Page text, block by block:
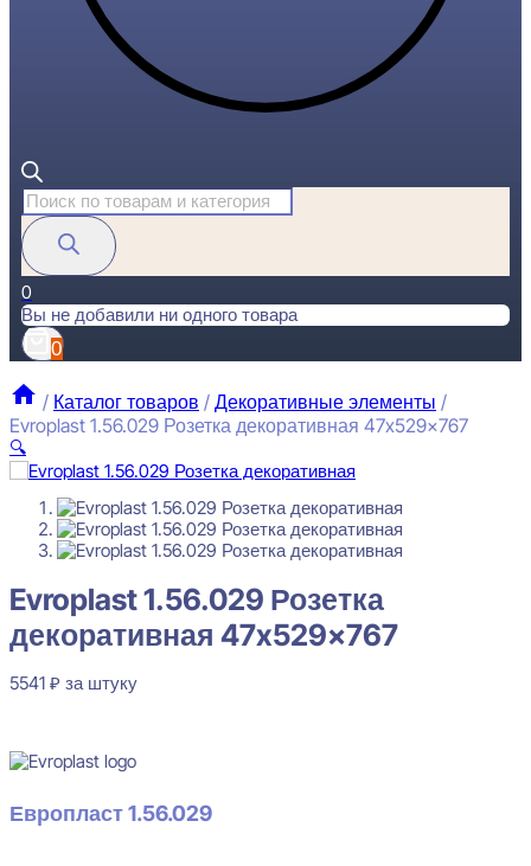
Поиск
товаров
0
Вы не добавили ни одного товара
0
/ Каталог товаров / Декоративные элементы /
Evroplast 1.56.029 Розетка декоративная 47x529x767
🔍
Evroplast 1.56.029 Розетка декоративная 47x529x767
5541₽ за штуку
Перейти в избранное Закрыть
Evroplast 1.56.029 Розетка
декоративная 47x529x767
5541 ₽ за штуку
Европласт 1.56.029